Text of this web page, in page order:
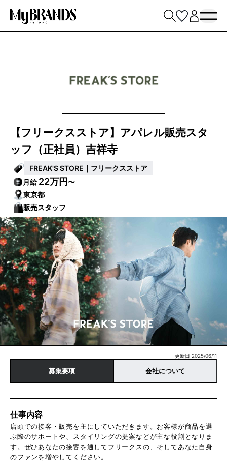
【フリークスストア】アパレル販売スタ
ッフ（正社員）吉祥寺
FREAK'S STORE｜フリークスストア
月給22万円〜
東京都
販売スタッフ
更新日 2025/06/11
募集要項 会社について
仕事内容
店頭での接客・販売を主にしていただきます。お客様が商品を選
ぶ際のサポートや、スタイリングの提案などが主な役割となりま
す。ぜひあなたの接客を通してフリークスの、そしてあなた自身
のファンを増やしてください。